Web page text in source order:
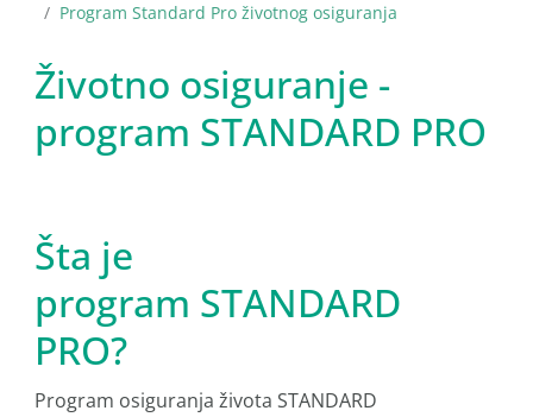
Program Standard Pro životnog osiguranja
Životno osiguranje -
program STANDARD PRO
Šta je
program STANDARD
PRO?
Program osiguranja života STANDARD